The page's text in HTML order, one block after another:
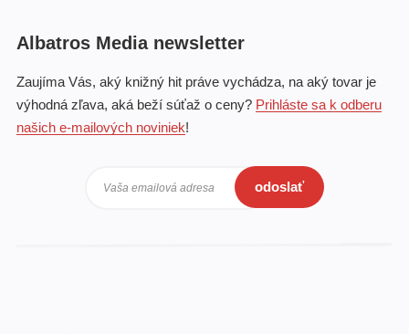
Albatros Media newsletter
Zaujíma Vás, aký knižný hit práve vychádza, na aký tovar je
výhodná zľava, aká beží súťaž o ceny? Prihláste sa k odberu
našich e-mailových noviniek!
Vaša emailová adresa odoslať